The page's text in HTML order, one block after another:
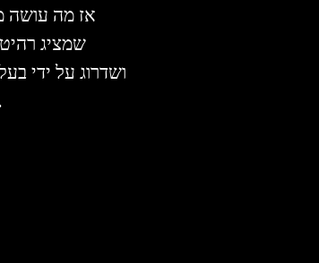
אז מה עושה
ושדרוג על ידי
למשהו אחר לגמרי בעזרת הרבה